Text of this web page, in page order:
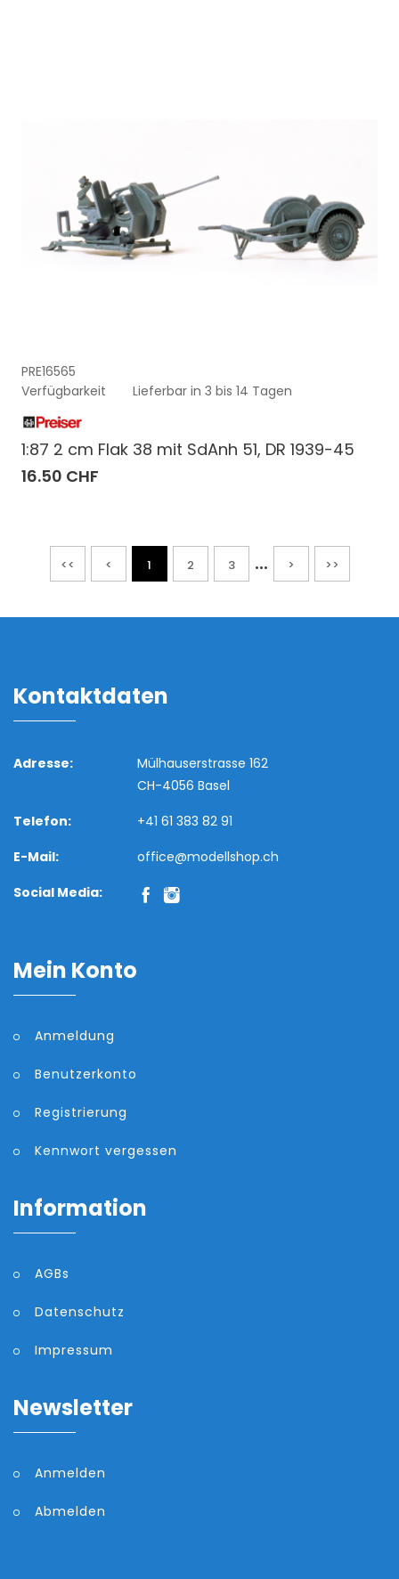
PRE16565
Verfügbarkeit
Lieferbar in 3 bis 14 Tagen
1:87 2 cm Flak 38 mit SdAnh 51, DR 1939-45
16.50 CHF
<< < 1 2 3 ... > >>
Kontaktdaten
Adresse:
Mülhauserstrasse 162
CH-4056 Basel
Telefon:
+41 61 383 82 91
E-Mail:
office@modellshop.ch
Social Media:
Mein Konto
Anmeldung
Benutzerkonto
Registrierung
Kennwort vergessen
Information
AGBs
Datenschutz
Impressum
Newsletter
Anmelden
Abmelden